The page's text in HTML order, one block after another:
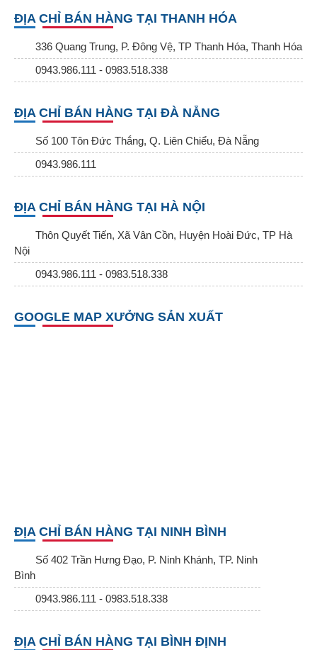
ĐỊA CHỈ BÁN HÀNG TẠI THANH HÓA
336 Quang Trung, P. Đông Vệ, TP Thanh Hóa, Thanh Hóa
0943.986.111 - 0983.518.338
ĐỊA CHỈ BÁN HÀNG TẠI ĐÀ NẴNG
Số 100 Tôn Đức Thắng, Q. Liên Chiểu, Đà Nẵng
0943.986.111
ĐỊA CHỈ BÁN HÀNG TẠI HÀ NỘI
Thôn Quyết Tiến, Xã Vân Cồn, Huyện Hoài Đức, TP Hà
Nội
0943.986.111 - 0983.518.338
GOOGLE MAP XƯỞNG SẢN XUẤT
ĐỊA CHỈ BÁN HÀNG TẠI NINH BÌNH
Số 402 Trần Hưng Đạo, P. Ninh Khánh, TP. Ninh
Bình
0943.986.111 - 0983.518.338
ĐỊA CHỈ BÁN HÀNG TẠI BÌNH ĐỊNH